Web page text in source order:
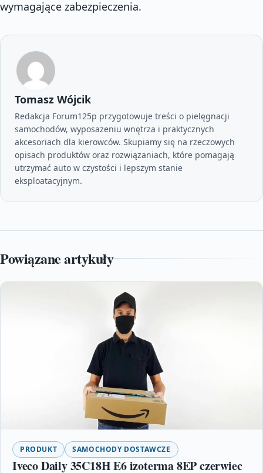
wymagające zabezpieczenia.
Tomasz Wójcik
Redakcja Forum125p przygotowuje treści o pielęgnacji
samochodów, wyposażeniu wnętrza i praktycznych
akcesoriach dla kierowców. Skupiamy się na rzeczowych
opisach produktów oraz rozwiązaniach, które pomagają
utrzymać auto w czystości i lepszym stanie
eksploatacyjnym.
Powiązane artykuły
PRODUKT SAMOCHODY DOSTAWCZE
Iveco Daily 35C18H E6 izoterma 8EP czerwiec